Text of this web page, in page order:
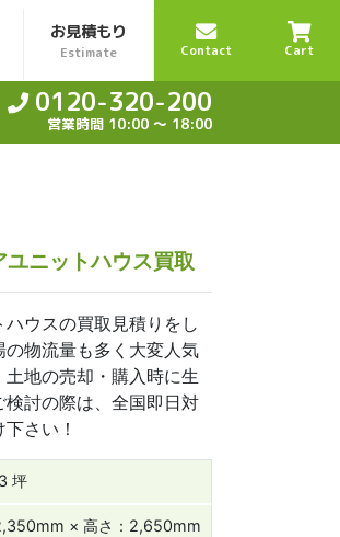
お見積もり
Estimate Contact Cart
0120-320-200
営業時間 10:00 〜 18:00
ニットハウス買取
ウスの買取見積りをし
物流量も多く大変人気
地の売却・購入時に生
討の際は、全国即日対
さい！
坪
× 高さ：2,650mm